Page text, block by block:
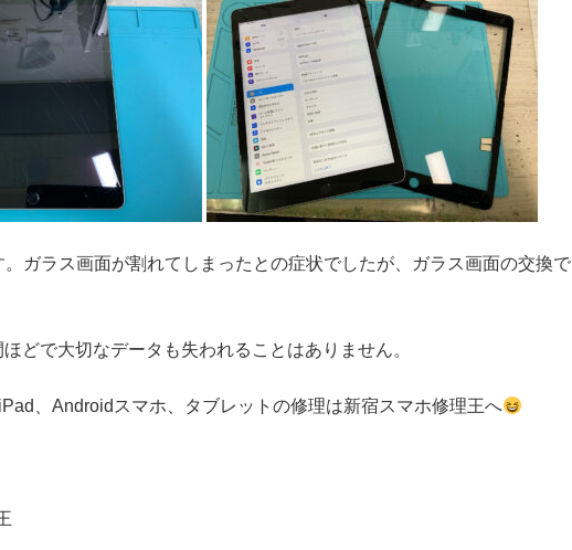
ガラス画面が割れてしまったとの症状でしたが、ガラス画面の交換で
どで大切なデータも失われることはありません。
、Androidスマホ、タブレットの修理は新宿スマホ修理王へ